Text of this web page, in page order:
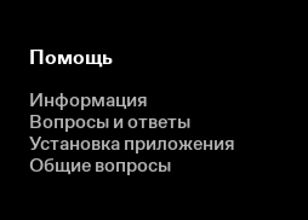
Помощь
Информация
Вопросы и ответы
Установка приложения
Общие вопросы